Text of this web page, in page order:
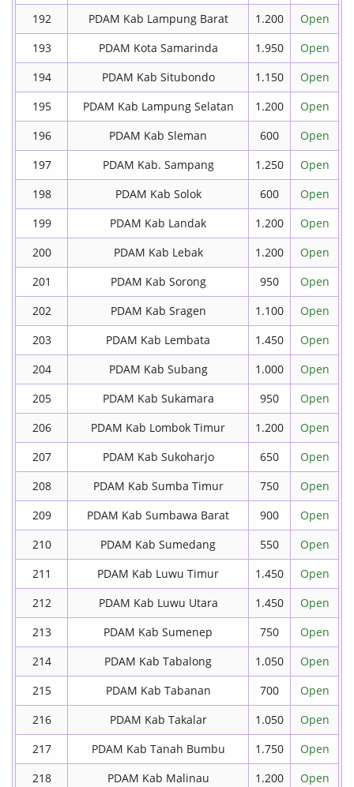
192 PDAM Kab Lampung Barat 1.200
Open
193
PDAM Kota Samarinda 1.950
Open
194
PDAM Kab Situbondo 1.150
Open
195
PDAM Kab Lampung Selatan 1.200
Open
196
PDAM Kab Sleman 600
Open
197
PDAM Kab. Sampang 1.250
Open
198
PDAM Kab Solok 600
Open
199
PDAM Kab Landak 1.200
Open
200
PDAM Kab Lebak 1.200
Open
201
PDAM Kab Sorong 950
Open
202
PDAM Kab Sragen 1.100
Open
203
PDAM Kab Lembata 1.450
Open
204
PDAM Kab Subang 1.000
Open
205
PDAM Kab Sukamara 950
Open
206
PDAM Kab Lombok Timur 1.200
Open
207
PDAM Kab Sukoharjo 650
Open
208
PDAM Kab Sumba Timur 750
Open
209
PDAM Kab Sumbawa Barat 900
Open
210
PDAM Kab Sumedang 550
Open
211
PDAM Kab Luwu Timur 1.450
Open
212
PDAM Kab Luwu Utara 1.450
Open
213
PDAM Kab Sumenep 750
Open
214
PDAM Kab Tabalong 1.050
Open
215
PDAM Kab Tabanan 700
Open
216
PDAM Kab Takalar 1.050
Open
217
PDAM Kab Tanah Bumbu 1.750
Open
218
PDAM Kab Malinau 1.200
Open